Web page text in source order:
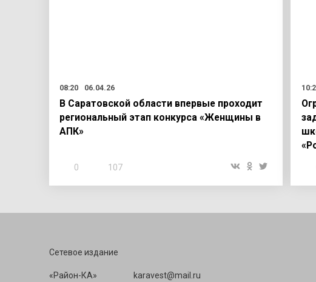
08:20 06.04.26
В Саратовской области впервые проходит
региональный этап конкурса «Женщины в
АПК»
0 107
Сетевое издание
«Район-КА»